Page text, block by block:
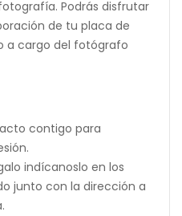
Podrás disfrutar
de tu placa de
a cargo del fotógrafo
contigo para
indícanoslo en los
junto con la dirección a